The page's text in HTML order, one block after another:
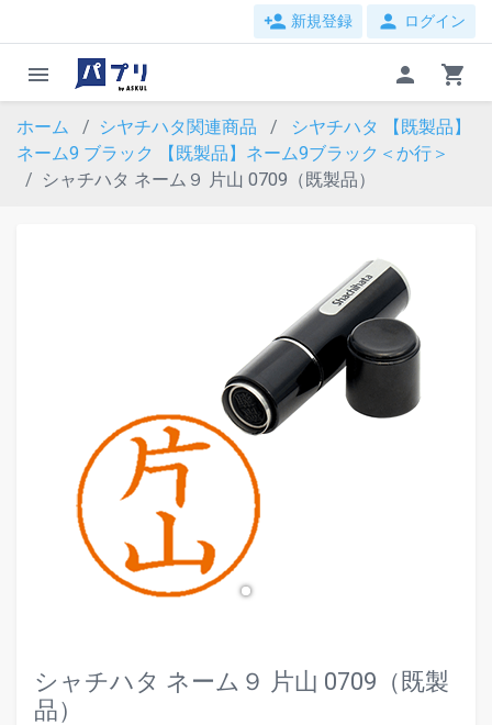
person_add 新規登録 person ログイン
menu person shopping_cart
ホーム シヤチハタ関連商品
シヤチハタ 【既製品】
ネーム9 ブラック
【既製品】ネーム9ブラック＜か行＞
シャチハタ ネーム９ 片山 0709（既製品）
シャチハタ ネーム９ 片山 0709（既製
品）